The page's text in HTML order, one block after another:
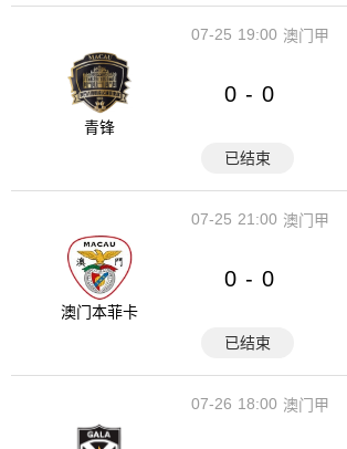
19:00
07-25 澳门甲
青锋
0 - 0
已结束
21:00
07-25 澳门甲
澳门本菲卡
0 - 0
已结束
18:00
07-26 澳门甲